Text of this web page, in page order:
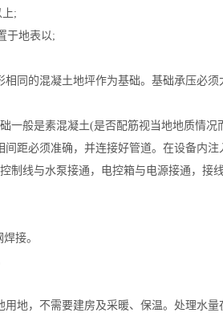
;
于地表以;
同的混凝土地坪作为基础。基础承压必须
般是素混凝土(是否配筋视当地地质情况
距必须准确，并连接好管道。在设备内注
制线与水泵接通，电控箱与电源接通，接
接。
地，不需要建房及采暖、保温。处理水量